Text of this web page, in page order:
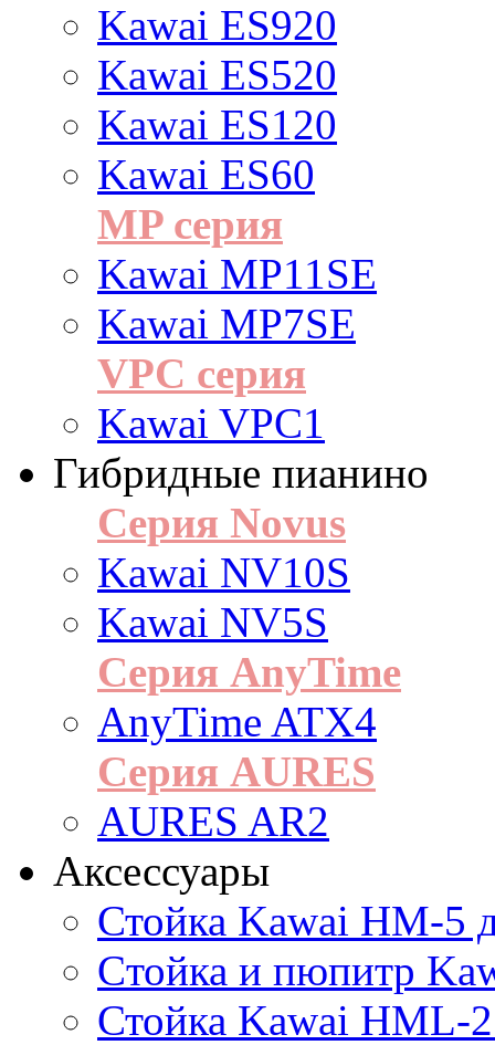
Kawai ES920
Kawai ES520
Kawai ES120
Kawai ES60
MP серия
Kawai MP11SE
Kawai MP7SE
VPC серия
Kawai VPC1
Гибридные пианино
Серия Novus
Kawai NV10S
Kawai NV5S
Серия AnyTime
AnyTime ATX4
Серия AURES
AURES AR2
Аксессуары
Стойка Kawai HM-5
Cтойка и пюпитр
Стойка Kawai HML-